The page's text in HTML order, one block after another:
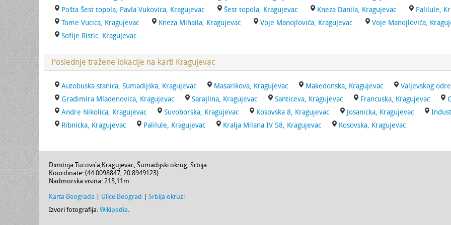
Pošta Šest topola, Pavla Vukovica, Kragujevac
Šest topola, Kragujevac Kneza Danila, Kragujevac
Palilule,
Tome Vucica, Kragujevac
Kneza Mihaila, Kragujevac Voje Manojlovića, Kragujevac
Voje Manojlovića,
Sofije Ristic, Kragujevac
Poslednje tražene lokacije na karti Kragujevac
Autobuska stanica, Sumadijska, Kragujevac Masarikova, Kragujevac Makedonska, Kragujevac
Valjevskog
Gradimira Mladenovica, Kragujevac
Sarajlina, Kragujevac Santiceva, Kragujevac Francuska, Kragujevac
Andre Nikolica, Kragujevac
Suvoborska, Kragujevac Kosovska 8, Kragujevac Josanicka, Kragujevac
Ribnicka, Kragujevac
Palilule, Kragujevac Kralja Milana IV 58, Kragujevac Kosovska, Kragujevac
Dimitrija Tucovića,Kragujevac, Šumadijski okrug, Srbija
Koordinate: (44.0098847, 20.8949123)
Nadmorska visina: 215,11m
Karta Beograda Ulice Beograd
Srbija okruzi
Izvori fotografija: Wikipedia.